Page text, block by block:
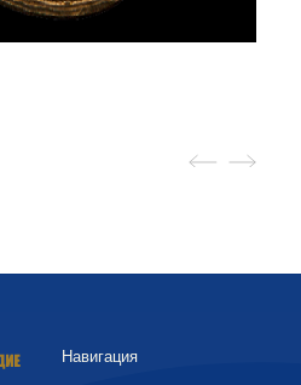
Навигация